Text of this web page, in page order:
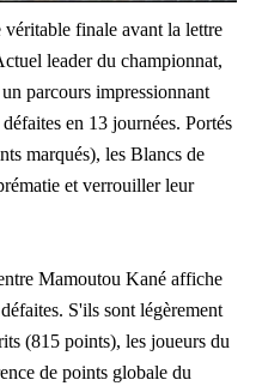
finale avant la lettre
leader du championnat,
parcours impressionnant
en 13 journées. Portés
marqués), les Blancs de
et verrouiller leur
Mamoutou Kané affiche
S'ils sont légèrement
(815 points), les joueurs du
de points globale du